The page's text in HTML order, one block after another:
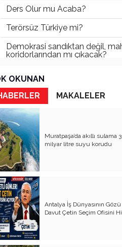
Ders Olur mu Acaba?
Terörsüz Türkiye mi?
Demokrasi sandıktan değil,
koridorlarından mı çıkacak?
Gazetecinin kaderi!..
Turizmde Herşey Dahil Sistemi
tartışılmalı
MB Başkanı ve Şimşek’e
Padişahın Vergi Deneyi!..
Erdoğan ve Özel’e açık mektup!..
Bahçeli siyasetin zirvesine
Artık yeter!.. Başka Antalya yok!..
Milli Eğitim cemaatlere mi
ediliyor?
Liyakatın Gözyaşları!..
OKUNAN
MAKALELER
Muratpaşa’da akıllı sulama
milyar litre suyu korudu
Antalya İş Dünyasının Gözü
Davut Çetin Seçim Ofisini